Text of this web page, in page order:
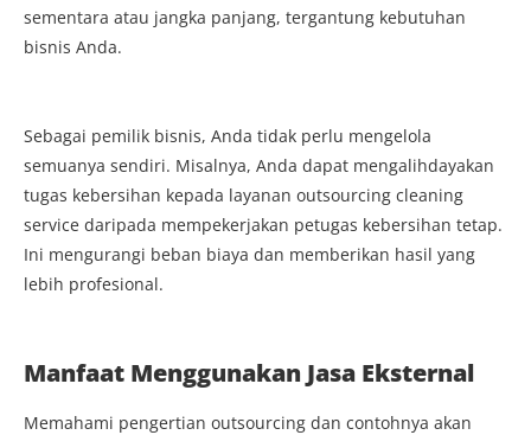
sementara atau jangka panjang, tergantung kebutuhan
bisnis Anda.
Sebagai pemilik bisnis, Anda tidak perlu mengelola
semuanya sendiri. Misalnya, Anda dapat mengalihdayakan
tugas kebersihan kepada layanan outsourcing cleaning
service daripada mempekerjakan petugas kebersihan tetap.
Ini mengurangi beban biaya dan memberikan hasil yang
lebih profesional.
Manfaat Menggunakan Jasa Eksternal
Memahami pengertian outsourcing dan contohnya akan